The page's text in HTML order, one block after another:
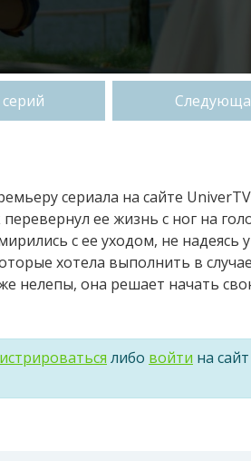
сериала на сайте
ее жизнь с ног на
с ее уходом, не надеясь
хотела выполнить в случае
нелепы, она решает начать
либо войти на